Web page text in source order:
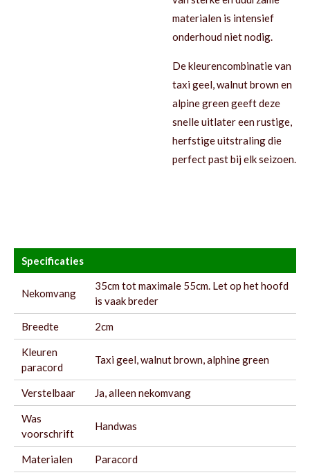
materialen is intensief
onderhoud niet nodig.
De kleurencombinatie van
taxi geel, walnut brown en
alpine green geeft deze
snelle uitlater een rustige,
herfstige uitstraling die
perfect past bij elk seizoen.
Specificaties
Nekomvang
35cm tot maximale 55cm. Let op het hoofd
is vaak breder
Breedte 2cm
Kleuren
paracord
Taxi geel, walnut brown, alphine green
Verstelbaar Ja, alleen nekomvang
Was
voorschrift
Handwas
Materialen Paracord